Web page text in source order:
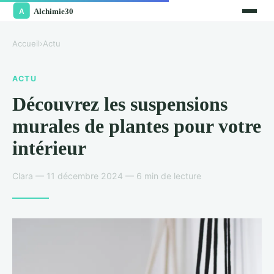
Accueil›Actu
ACTU
Découvrez les suspensions
murales de plantes pour votre
intérieur
Clara — 11 décembre 2024 — 6 min de lecture